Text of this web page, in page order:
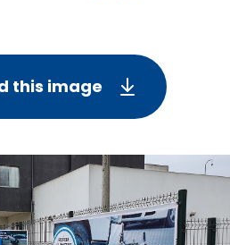
this image